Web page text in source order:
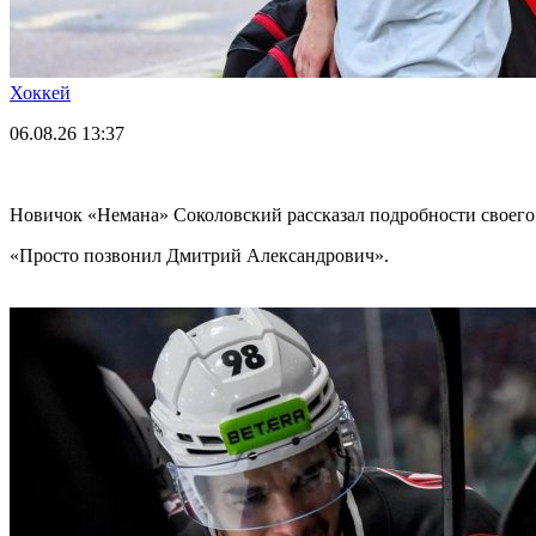
Хоккей
06.08.26 13:37
Новичок «Немана» Соколовский рассказал подробности
«Просто позвонил Дмитрий Александрович».